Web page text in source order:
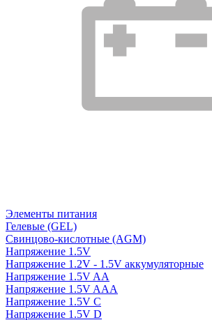
Элементы питания
Гелевые (GEL)
Свинцово-кислотные (AGM)
Напряжение 1.5V
Напряжение 1.2V - 1.5V аккумуляторные
Напряжение 1.5V AA
Напряжение 1.5V AAA
Напряжение 1.5V C
Напряжение 1.5V D